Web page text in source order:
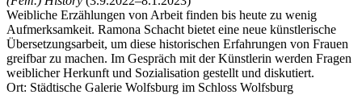
Weibliche Erzählungen von Arbeit finden bis heute zu wenig
Aufmerksamkeit. Ramona Schacht bietet eine neue künstlerische
Übersetzungsarbeit, um diese historischen Erfahrungen von Frauen
greifbar zu machen. Im Gespräch mit der Künstlerin werden Fragen
weiblicher Herkunft und Sozialisation gestellt und diskutiert.
Ort: Städtische Galerie Wolfsburg im Schloss Wolfsburg